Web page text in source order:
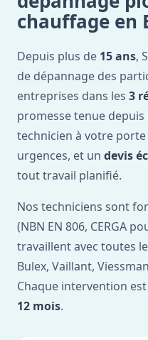
chauffage en
Depuis plus de 15 ans,
de dépannage des
entreprises dans les 3
promesse tenue
technicien à votre porte
urgences, et un devis
tout travail planifié.
Nos techniciens sont
(NBN EN 806, CERGA
travaillent avec toutes
Bulex, Vaillant,
Chaque intervention
12 mois.